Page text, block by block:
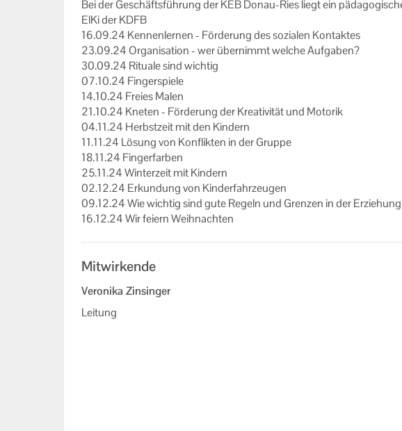
Bei der Ge­schäfts­füh­rung der KEB Donau-​Ries liegt ein
ElKi der KDFB
16.09.24 Ken­nen­ler­nen - För­de­rung des so­zia­len Kon­tak­tes
23.09.24 Or­ga­ni­sa­ti­on - wer über­nimmt wel­che Auf­ga­ben?
30.09.24 Ri­tua­le sind wich­tig
07.10.24 Fin­ger­spie­le
14.10.24 Frei­es Malen
21.10.24 Kne­ten - För­de­rung der Krea­ti­vi­tät und Mo­to­rik
04.11.24 Herbst­zeit mit den Kin­dern
11.11.24 Lö­sung von Kon­flik­ten in der Grup­pe
18.11.24 Fin­ger­far­ben
25.11.24 Win­ter­zeit mit Kin­dern
02.12.24 Er­kun­dung von Kin­der­fahr­zeu­gen
09.12.24 Wie wich­tig sind gute Re­geln und Gren­zen in der Er­zie­hung
16.12.24 Wir fei­ern Weih­nach­ten
Mitwirkende
Veronika Zinsinger
Leitung